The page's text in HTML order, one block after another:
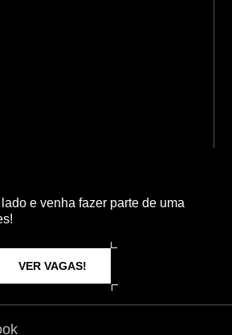
e venha fazer parte de uma
VER VAGAS!